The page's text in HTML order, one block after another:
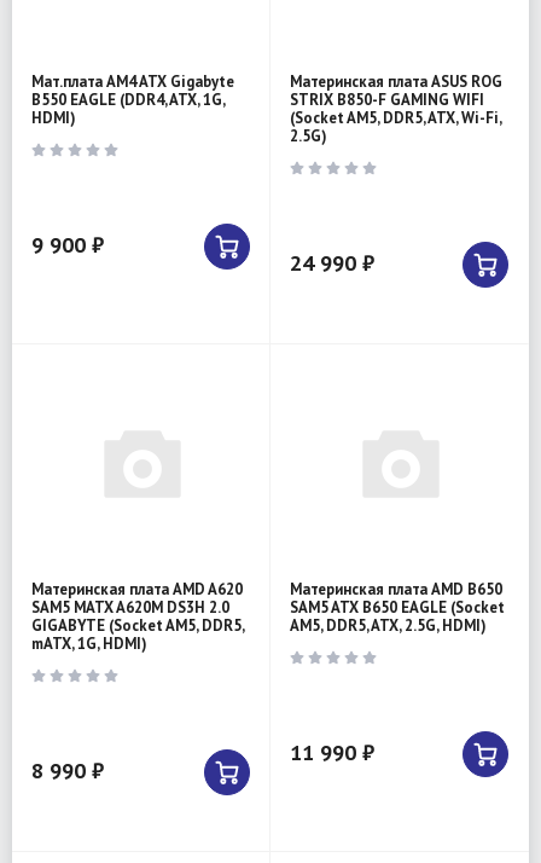
Мат.плата AM4 ATX Gigabyte
B550 EAGLE (DDR4, ATX, 1G,
HDMI)
9 900 ₽
Материнская плата ASUS ROG
STRIX B850-F GAMING WIFI
(Socket AM5, DDR5, ATX, Wi-Fi,
2.5G)
24 990 ₽
Материнская плата AMD A620
SAM5 MATX A620M DS3H 2.0
GIGABYTE (Socket AM5, DDR5,
mATX, 1G, HDMI)
8 990 ₽
Материнская плата AMD B650
SAM5 ATX B650 EAGLE (Socket
AM5, DDR5, ATX, 2.5G, HDMI)
11 990 ₽